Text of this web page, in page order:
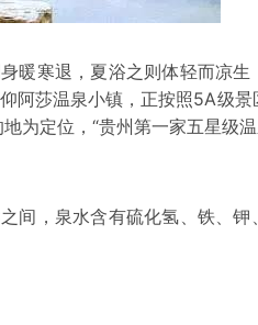
暖寒退，夏浴之则体轻而凉生
阿莎温泉小镇，正按照5A级景
为定位，“贵州第一家五星级温
，泉水含有硫化氢、铁、钾